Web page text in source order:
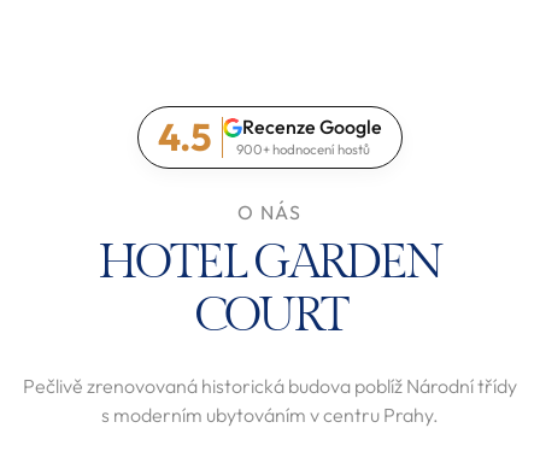
4.5 Recenze Google
900+ hodnocení hostů
O NÁS
HOTEL GARDEN
COURT
Pečlivě zrenovovaná historická budova poblíž Národní třídy
s moderním ubytováním v centru Prahy.